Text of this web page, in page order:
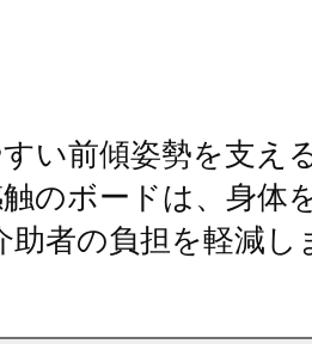
い前傾姿勢を支え
のボードは、身体
助者の負担を軽減し